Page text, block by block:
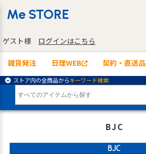
雑貨発注 日理WEB 契約・直送品
ストア内の全商品からキーワード検索
Me STORE
ゲスト様 ログインはこちら
BJC
BJC